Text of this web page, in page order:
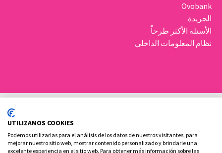
Ovobank
الجريدة
الأسئلة الأكثر طرحاً
نظام المعلومات الداخلي
UTILIZAMOS COOKIES
Podemos utilizarlas para el análisis de los datos de nuestros visitantes, para
mejorar nuestro sitio web, mostrar contenido personalizado y brindarle una
excelente experiencia en el sitio web. Para obtener más información sobre las